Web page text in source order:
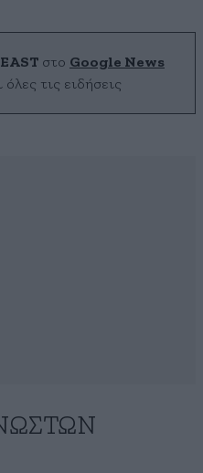
στο Google News
τις ειδήσεις